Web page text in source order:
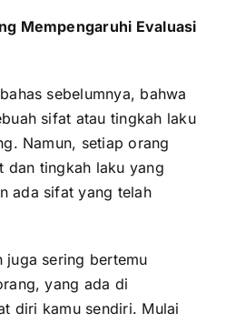
Mempengaruhi Evaluasi
sebelumnya, bahwa
sifat atau tingkah laku
Namun, setiap orang
dan tingkah laku yang
ada sifat yang telah
juga sering bertemu
yang ada di
diri kamu sendiri. Mulai